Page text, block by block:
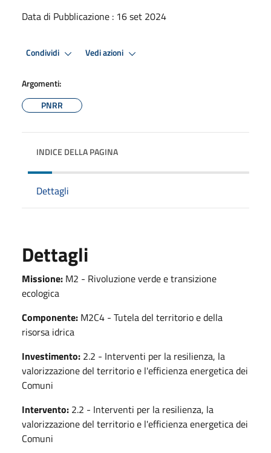
Data di Pubblicazione : 16 set 2024
Condividi Vedi azioni
Argomenti:
PNRR
INDICE DELLA PAGINA
Dettagli
Dettagli
Missione: M2 - Rivoluzione verde e transizione
ecologica
Componente: M2C4 - Tutela del territorio e della
risorsa idrica
Investimento: 2.2 - Interventi per la resilienza, la
valorizzazione del territorio e l'efficienza energetica dei
Comuni
Intervento: 2.2 - Interventi per la resilienza, la
valorizzazione del territorio e l'efficienza energetica dei
Comuni